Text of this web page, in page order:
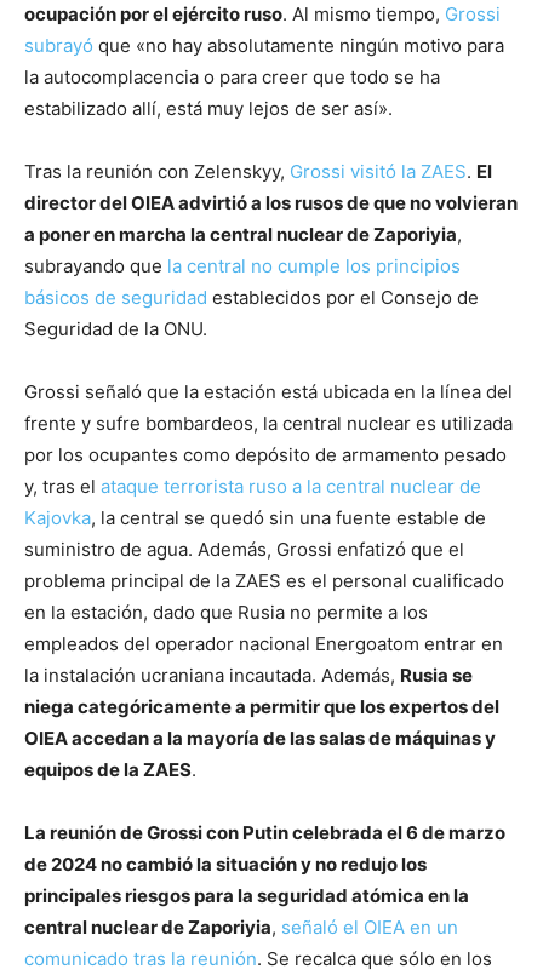
ocupación por el ejército ruso. Al mismo tiempo, Grossi
subrayó que «no hay absolutamente ningún motivo para
la autocomplacencia o para creer que todo se ha
estabilizado allí, está muy lejos de ser así».
Tras la reunión con Zelenskyy, Grossi visitó la ZAES. El
director del OIEA advirtió a los rusos de que no volvieran
a poner en marcha la central nuclear de Zaporiyia,
subrayando que la central no cumple los principios
básicos de seguridad establecidos por el Consejo de
Seguridad de la ONU.
Grossi señaló que la estación está ubicada en la línea del
frente y sufre bombardeos, la central nuclear es utilizada
por los ocupantes como depósito de armamento pesado
y, tras el ataque terrorista ruso a la central nuclear de
Kajovka, la central se quedó sin una fuente estable de
suministro de agua. Además, Grossi enfatizó que el
problema principal de la ZAES es el personal cualificado
en la estación, dado que Rusia no permite a los
empleados del operador nacional Energoatom entrar en
la instalación ucraniana incautada. Además, Rusia se
niega categóricamente a permitir que los expertos del
OIEA accedan a la mayoría de las salas de máquinas y
equipos de la ZAES.
La reunión de Grossi con Putin celebrada el 6 de marzo
de 2024 no cambió la situación y no redujo los
principales riesgos para la seguridad atómica en la
central nuclear de Zaporiyia, señaló el OIEA en un
comunicado tras la reunión. Se recalca que sólo en los